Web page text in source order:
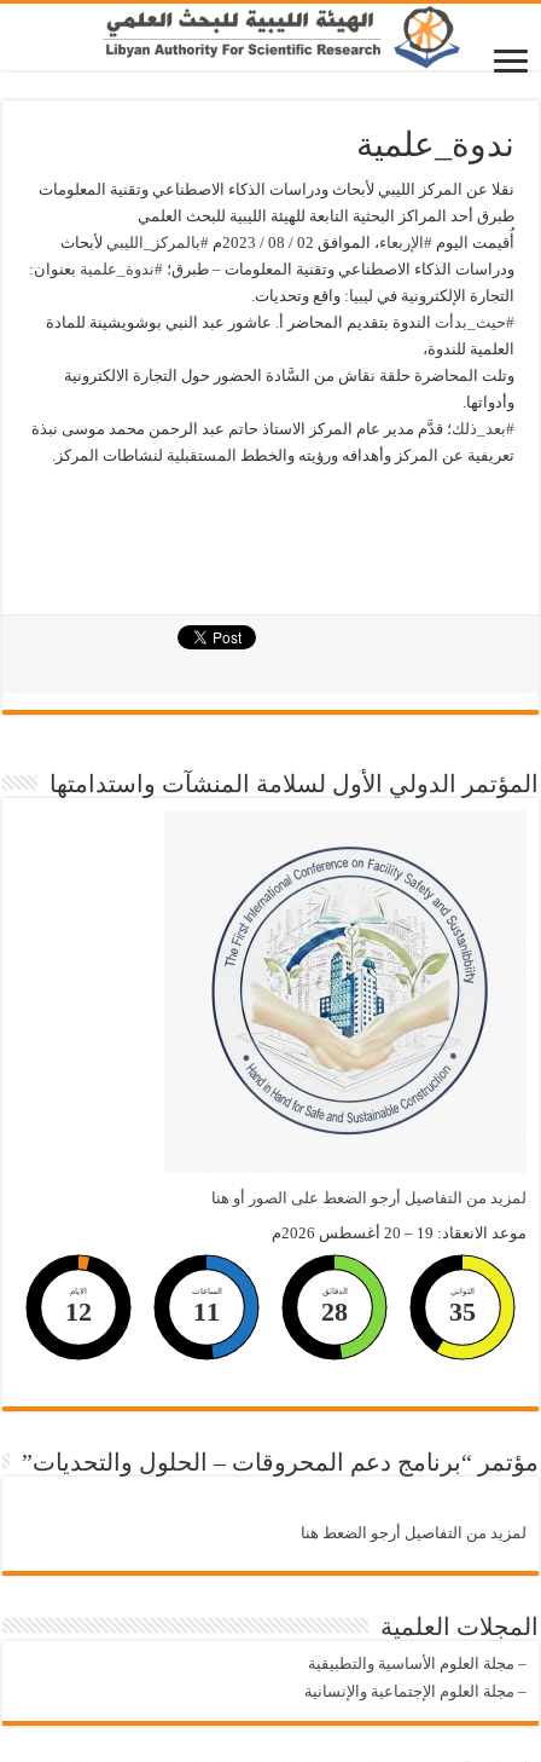
ندوة_علمية
نقلا عن المركز الليبي لأبحاث ودراسات الذكاء الاصطناعي وتقنية المعلومات
طبرق أحد المراكز البحثية التابعة للهيئة الليبية للبحث العلمي
أُقيمت اليوم#الإربعاء، الموافق 02 / 08 / 2023م #بالمركز_الليبي لأبحاث
ودراسات الذكاء الاصطناعي وتقنية المعلومات – طبرق؛#ندوة_علمية بعنوان:
التجارة الإلكترونية في ليبيا: واقع وتحديات.
#حيث_بدأت الندوة بتقديم المحاضر أ. عاشور عبد النبي بوشويشينة للمادة
العلمية للندوة،
وتلت المحاضرة حلقة نقاش من السَّادة الحضور حول التجارة الالكترونية
وأدواتها.
#بعد_ذلك؛ قدَّم مدير عام المركز الاستاذ حاتم عبد الرحمن محمد موسى نبذة
تعريفية عن المركز وأهدافه ورؤيته والخطط المستقبلية لنشاطات المركز.
المؤتمر الدولي الأول لسلامة المنشآت واستدامتها
لمزيد من التفاصيل أرجو الضعط على الصور أو هنا
موعد الانعقاد: 19 – 20 أغسطس 2026م
الايام
12
الساعات
11
الدقائق
28
الثواني
34
مؤتمر “برنامج دعم المحروقات – الحلول والتحديات”
لمزيد من التفاصيل أرجو الضعط هنا
المجلات العلمية
– مجلة العلوم الأساسية والتطبيقية
– مجلة العلوم الإجتماعية والإنسانية